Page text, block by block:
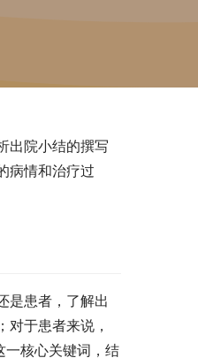
出院小结的撰写
病情和治疗过
是患者，了解出
于患者来说，
一核心关键词，结